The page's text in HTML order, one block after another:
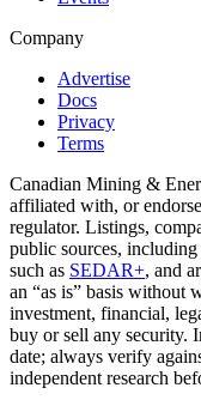
Company
Advertise
Docs
Privacy
Terms
Canadian Mining &
affiliated with, or
regulator. Listings,
public sources, including
such as SEDAR+, and
an “as is” basis without
investment, financial,
buy or sell any security.
date; always verify
independent research